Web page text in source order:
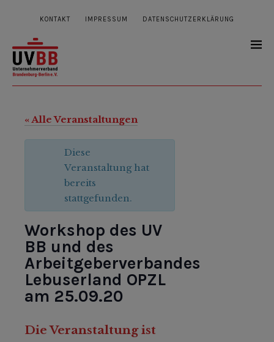
KONTAKT IMPRESSUM DATENSCHUTZERKLÄRUNG
« Alle Veranstaltungen
Diese
Veranstaltung hat
bereits
stattgefunden.
Workshop des UV
BB und des
Arbeitgeberverbandes
Lebuserland OPZL
am 25.09.20
Die Veranstaltung ist